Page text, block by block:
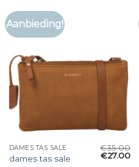
Aanbieding!
DAMES TAS SALE
dames tas sale
€35.00
€27.00